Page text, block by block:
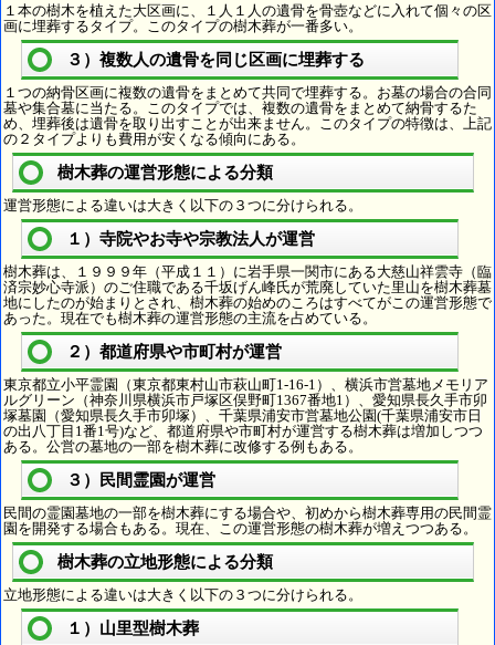
１本の樹木を植えた大区画に、１人１人の遺骨を骨壺などに入れて個々の区
画に埋葬するタイプ。このタイプの樹木葬が一番多い。
３）複数人の遺骨を同じ区画に埋葬する
１つの納骨区画に複数の遺骨をまとめて共同で埋葬する。お墓の場合の合同
墓や集合墓に当たる。このタイプでは、複数の遺骨をまとめて納骨するた
め、埋葬後は遺骨を取り出すことが出来ません。このタイプの特徴は、上記
の２タイプよりも費用が安くなる傾向にある。
樹木葬の運営形態による分類
運営形態による違いは大きく以下の３つに分けられる。
１）寺院やお寺や宗教法人が運営
樹木葬は、１９９９年（平成１１）に岩手県一関市にある大慈山祥雲寺（臨
済宗妙心寺派）のご住職である千坂げん峰氏が荒廃していた里山を樹木葬墓
地にしたのが始まりとされ、樹木葬の始めのころはすべてがこの運営形態で
あった。現在でも樹木葬の運営形態の主流を占めている。
２）都道府県や市町村が運営
東京都立小平霊園（東京都東村山市萩山町1-16-1）、横浜市営墓地メモリア
ルグリーン（神奈川県横浜市戸塚区俣野町1367番地1）、愛知県長久手市卯
塚墓園（愛知県長久手市卯塚）、千葉県浦安市営墓地公園(千葉県浦安市日
の出八丁目1番1号)など、都道府県や市町村が運営する樹木葬は増加しつつ
ある。公営の墓地の一部を樹木葬に改修する例もある。
３）民間霊園が運営
民間の霊園墓地の一部を樹木葬にする場合や、初めから樹木葬専用の民間霊
園を開発する場合もある。現在、この運営形態の樹木葬が増えつつある。
樹木葬の立地形態による分類
立地形態による違いは大きく以下の３つに分けられる。
１）山里型樹木葬